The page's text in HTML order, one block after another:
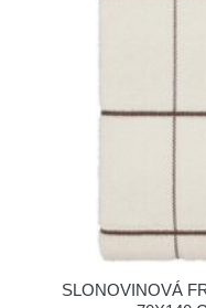
SLONOVINOVÁ